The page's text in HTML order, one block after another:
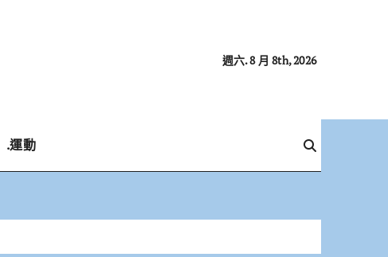
週六. 8 月 8th, 2026
.運動